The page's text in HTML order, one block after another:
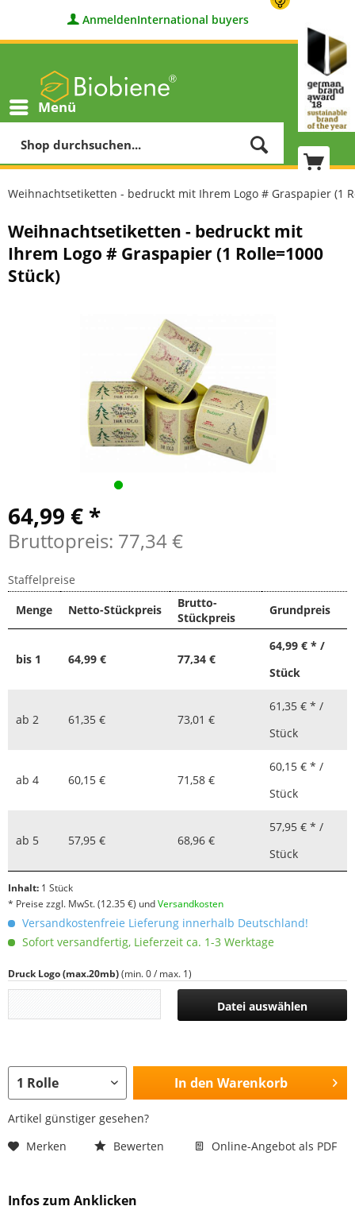
AnmeldenInternational buyers
Menü
Weihnachtsetiketten - bedruckt mit Ihrem Logo # Graspapier (1
Weihnachtsetiketten - bedruckt mit
Ihrem Logo # Graspapier (1 Rolle=1000
Stück)
64,99 € *
Bruttopreis: 77,34 €
Staffelpreise
Menge
Netto-Stückpreis
Brutto-
Stückpreis
Grundpreis
bis 1 64,99 € 77,34 €
64,99 € * /
Stück
ab 2 61,35 € 73,01 €
61,35 € * /
Stück
ab 4 60,15 € 71,58 €
60,15 € * /
Stück
ab 5 57,95 € 68,96 €
57,95 € * /
Stück
Inhalt: 1 Stück
* Preise zzgl. MwSt.(12.35 €) undVersandkosten
Versandkostenfreie Lieferung innerhalb Deutschland!
Sofort versandfertig, Lieferzeit ca. 1-3 Werktage
Druck Logo (max.20mb)(min. 0 / max. 1)
Datei auswählen
In den Warenkorb
Artikel günstiger gesehen?
Merken
Bewerten Online-Angebot als PDF
Infos zum Anklicken